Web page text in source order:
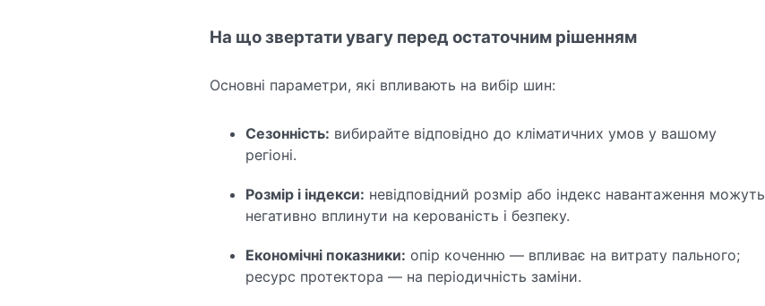
На що звертати увагу перед остаточним рішенням
Основні параметри, які впливають на вибір шин:
Сезонність: вибирайте відповідно до кліматичних умов у вашому
регіоні.
Розмір і індекси: невідповідний розмір або індекс навантаження можуть
негативно вплинути на керованість і безпеку.
Економічні показники: опір коченню — впливає на витрату пального;
ресурс протектора — на періодичність заміни.